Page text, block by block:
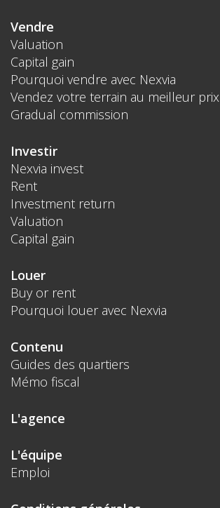
Vendre
Valuation
Capital gain
Pourquoi vendre avec Nexvia
Vendez votre terrain au meilleur prix
Gradual commission
Investir
Nexvia invest
Rent
Investment return
Valuation
Capital gain
Louer
Buy or rent
Pourquoi louer avec Nexvia
Contenu
Guides des quartiers
Mémo fiscal
L'agence
L'équipe
Emploi